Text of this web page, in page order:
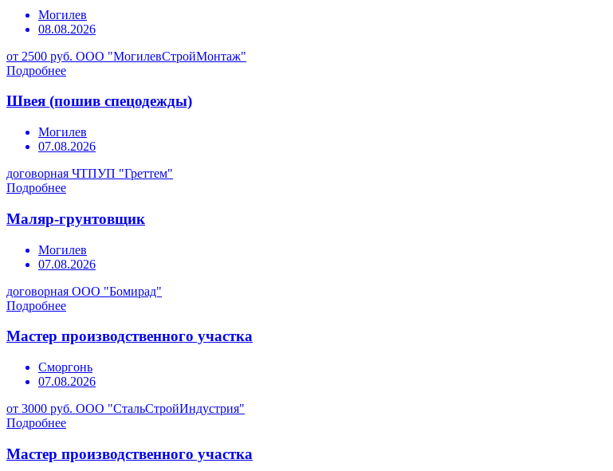
Могилев
08.08.2026
от 2500 руб. ООО "МогилевСтройМонтаж"
Подробнее
Швея (пошив спецодежды)
Могилев
07.08.2026
договорная ЧТПУП "Греттем"
Подробнее
Маляр-грунтовщик
Могилев
07.08.2026
договорная ООО "Бомирад"
Подробнее
Мастер производственного участка
Сморгонь
07.08.2026
от 3000 руб. ООО "СтальСтройИндустрия"
Подробнее
Мастер производственного участка